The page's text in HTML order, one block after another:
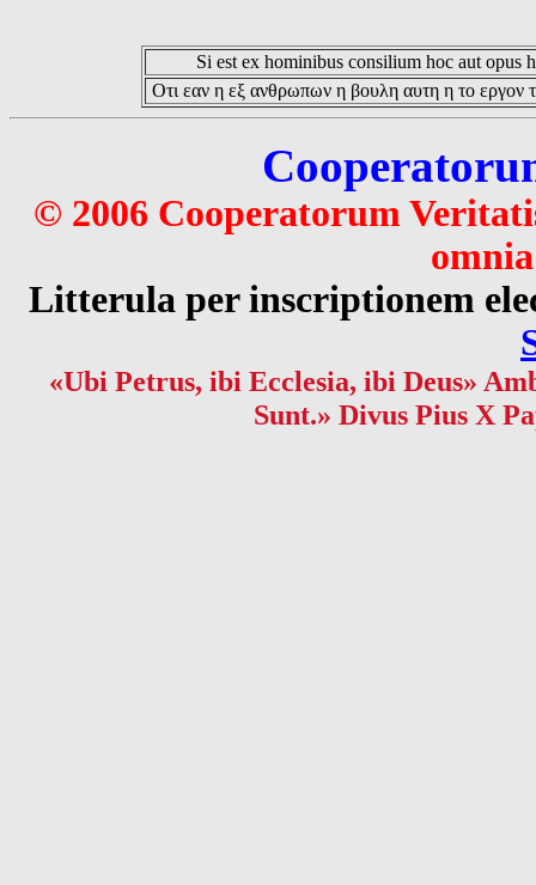
Si est ex hominibus consilium hoc aut opus
Οτι εαν η εξ ανθρωπων η βουλη αυτη η το εργον
© 2006 Cooperatorum
Litterula per inscriptionem
«Ubi Petrus, ibi Ecclesia, ibi Deus»
Sunt.» Divus Pius X